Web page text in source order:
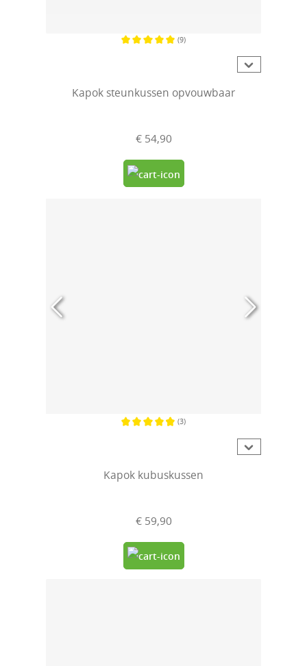
(9)
Kapok steunkussen opvouwbaar
€ 54,90
(3)
Kapok kubuskussen
€ 59,90